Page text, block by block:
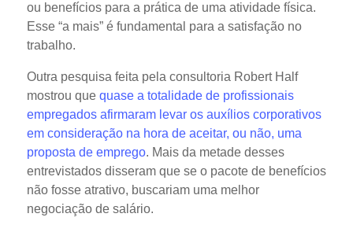
ou benefícios para a prática de uma atividade física.
Esse “a mais” é fundamental para a satisfação no
trabalho.
Outra pesquisa feita pela consultoria Robert Half
mostrou que quase a totalidade de profissionais
empregados afirmaram levar os auxílios corporativos
em consideração na hora de aceitar, ou não, uma
proposta de emprego. Mais da metade desses
entrevistados disseram que se o pacote de benefícios
não fosse atrativo, buscariam uma melhor
negociação de salário.